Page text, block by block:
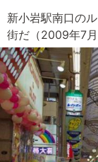
新小岩駅南口の
街だ（2009年7